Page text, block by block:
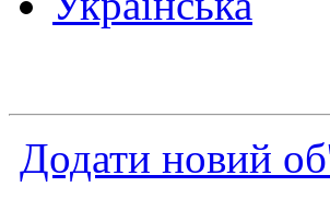
Додати новий